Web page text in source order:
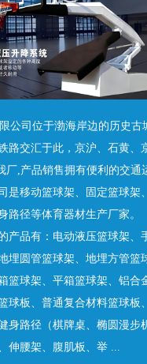
公司位于渤海岸边的历史古
路交汇于此，京沪、石黄、
厂,产品销售拥有便利的交
是移动篮球架、固定篮球架
路径等体育器材生产厂家
产品有：电动液压篮球架、
埋圆管篮球架、地埋方管篮
篮球架、平箱篮球架、铝合
球板、普通复合材料篮球板
身路径（棋牌桌、椭圆漫步
伸腰架、腹肌板、举 ...